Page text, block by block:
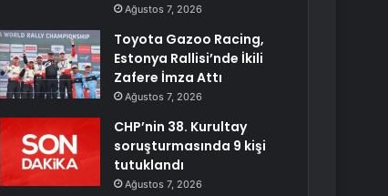
Ağustos 7, 2026
Toyota Gazoo Racing,
Estonya Rallisi’nde İkili
Zafere İmza Attı
Ağustos 7, 2026
CHP’nin 38. Kurultay
soruşturmasında 9 kişi
tutuklandı
Ağustos 7, 2026